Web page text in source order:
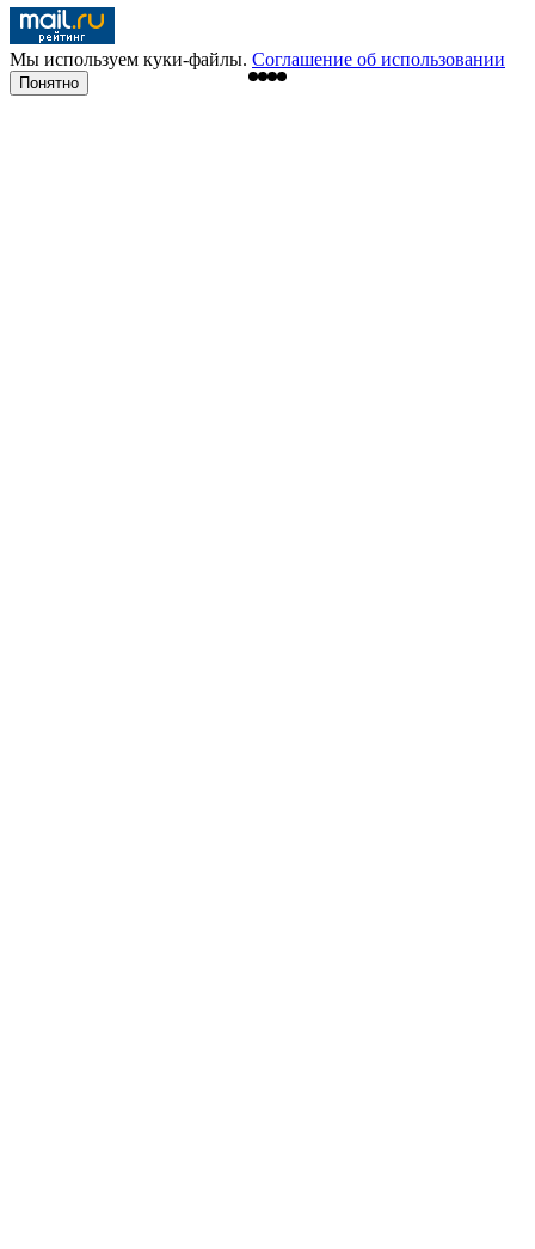
Мы используем куки-файлы. Соглашение об использовании
Понятно